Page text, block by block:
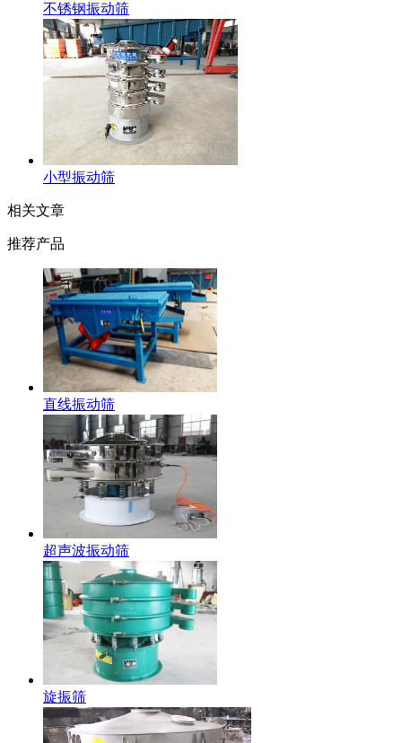
不锈钢振动筛
小型振动筛
相关文章
推荐产品
直线振动筛
超声波振动筛
旋振筛